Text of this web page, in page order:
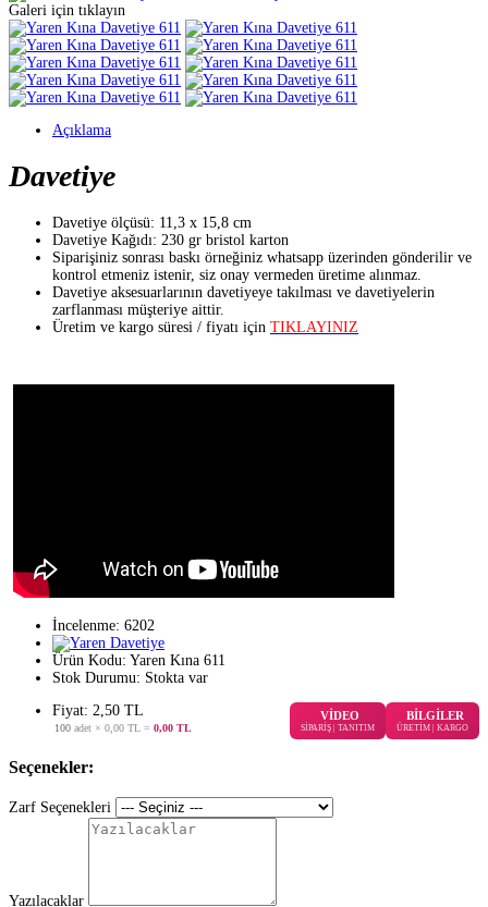
Galeri için tıklayın
Açıklama
Davetiye
Davetiye ölçüsü: 11,3 x 15,8 cm
Davetiye Kağıdı: 230 gr bristol karton
Siparişiniz sonrası baskı örneğiniz whatsapp üzerinden gönderilir ve
kontrol etmeniz istenir, siz onay vermeden üretime alınmaz.
Davetiye aksesuarlarının davetiyeye takılması ve davetiyelerin
zarflanması müşteriye aittir.
Üretim ve kargo süresi / fiyatı için TIKLAYINIZ
İncelenme: 6202
Ürün Kodu: Yaren Kına 611
Stok Durumu: Stokta var
Fiyat: 2,50 TL
100 adet × 0,00 TL = 0,00 TL
VİDEO
SİPARİŞ | TANITIM
BİLGİLER
ÜRETİM | KARGO
Seçenekler:
Zarf Seçenekleri
Yazılacaklar